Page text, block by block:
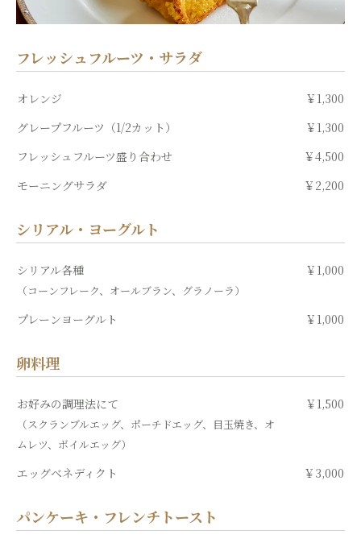
フレッシュフルーツ・サラダ
オレンジ
￥1,300
グレープフルーツ（1/2カット）
￥1,300
フレッシュフルーツ盛り合わせ
￥4,500
モーニングサラダ
￥2,200
シリアル・ヨーグルト
シリアル各種
（コーンフレーク、オールブラン、グラノーラ）
￥1,000
プレーンヨーグルト ￥1,000
卵料理
お好みの調理法にて
（スクランブルエッグ、ポーチドエッグ、目玉焼き、オ
ムレツ、ボイルエッグ）
￥1,500
エッグベネディクト ￥3,000
パンケーキ・フレンチトースト